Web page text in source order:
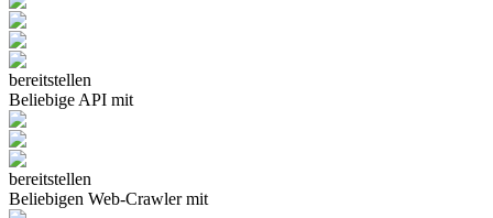
bereitstellen
Beliebige API mit
bereitstellen
Beliebigen Web-Crawlermit